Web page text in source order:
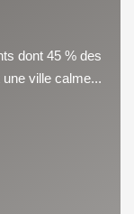
dont 45 % des
ville calme...